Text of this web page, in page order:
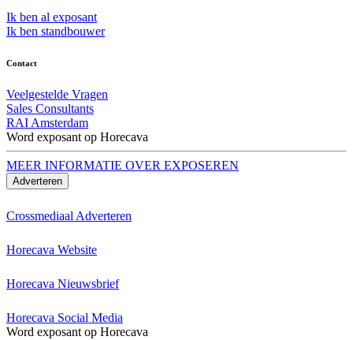
Ik ben al exposant
Ik ben standbouwer
Contact
Veelgestelde Vragen
Sales Consultants
RAI Amsterdam
Word exposant op Horecava
MEER INFORMATIE OVER EXPOSEREN
Adverteren
Crossmediaal Adverteren
Horecava Website
Horecava Nieuwsbrief
Horecava Social Media
Word exposant op Horecava